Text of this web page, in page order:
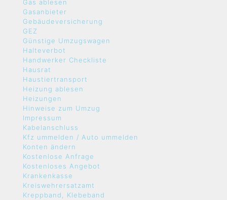
Gas ablesen
Gasanbieter
Gebäudeversicherung
GEZ
Günstige Umzugswagen
Halteverbot
Handwerker Checkliste
Hausrat
Haustiertransport
Heizung ablesen
Heizungen
Hinweise zum Umzug
Impressum
Kabelanschluss
Kfz ummelden / Auto ummelden
Konten ändern
Kostenlose Anfrage
Kostenloses Angebot
Krankenkasse
Kreiswehrersatzamt
Kreppband, Klebeband